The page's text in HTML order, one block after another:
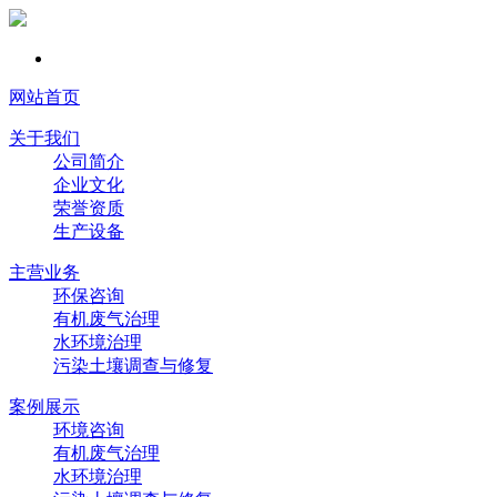
网站首页
关于我们
公司简介
企业文化
荣誉资质
生产设备
主营业务
环保咨询
有机废气治理
水环境治理
污染土壤调查与修复
案例展示
环境咨询
有机废气治理
水环境治理